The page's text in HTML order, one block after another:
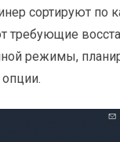
сортируют по
режимы,